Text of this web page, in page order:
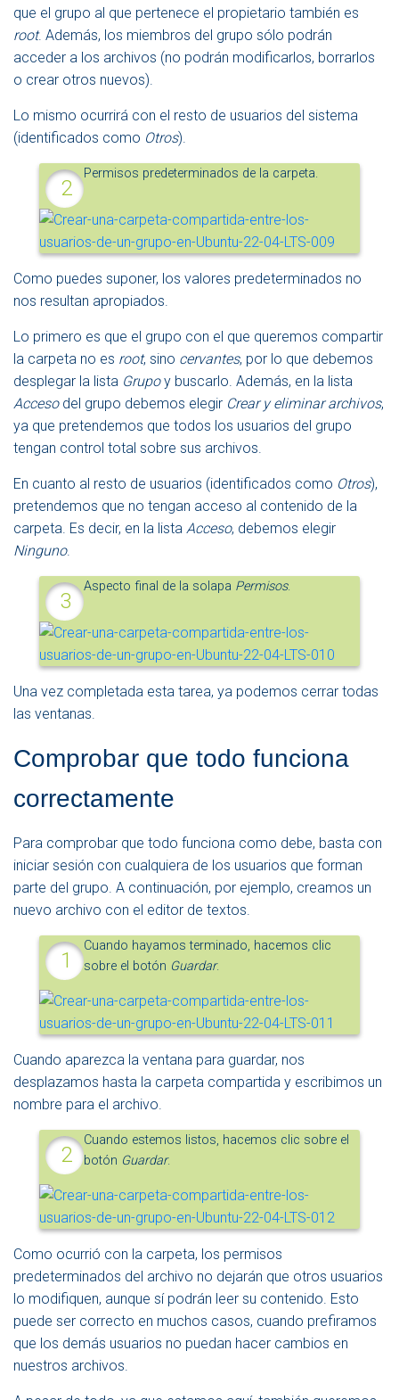
que el grupo al que pertenece el propietario también es
root. Además, los miembros del grupo sólo podrán
acceder a los archivos (no podrán modificarlos, borrarlos
o crear otros nuevos).
Lo mismo ocurrirá con el resto de usuarios del sistema
(identificados como Otros).
Permisos predeterminados de la carpeta.
Como puedes suponer, los valores predeterminados no
nos resultan apropiados.
Lo primero es que el grupo con el que queremos compartir
la carpeta no es root, sino cervantes, por lo que debemos
desplegar la lista Grupoy buscarlo. Además, en la lista
Accesodel grupo debemos elegir Crear y eliminar archivos,
ya que pretendemos que todos los usuarios del grupo
tengan control total sobre sus archivos.
En cuanto al resto de usuarios (identificados como Otros),
pretendemos que no tengan acceso al contenido de la
carpeta. Es decir, en la lista Acceso, debemos elegir
Ninguno.
Aspecto final de la solapa Permisos.
Una vez completada esta tarea, ya podemos cerrar todas
las ventanas.
Comprobar que todo funciona
correctamente
Para comprobar que todo funciona como debe, basta con
iniciar sesión con cualquiera de los usuarios que forman
parte del grupo. A continuación, por ejemplo, creamos un
nuevo archivo con el editor de textos.
Cuando hayamos terminado, hacemos clic
sobre el botón Guardar.
Cuando aparezca la ventana para guardar, nos
desplazamos hasta la carpeta compartida y escribimos un
nombre para el archivo.
Cuando estemos listos, hacemos clic sobre el
botón Guardar.
Como ocurrió con la carpeta, los permisos
predeterminados del archivo no dejarán que otros usuarios
lo modifiquen, aunque sí podrán leer su contenido. Esto
puede ser correcto en muchos casos, cuando prefiramos
que los demás usuarios no puedan hacer cambios en
nuestros archivos.